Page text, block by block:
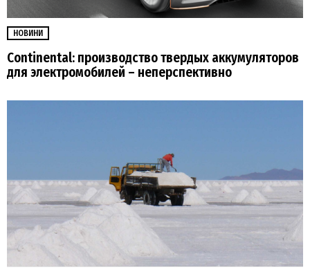
НОВИНИ
Continental: производство твердых аккумуляторов
для электромобилей – неперспективно